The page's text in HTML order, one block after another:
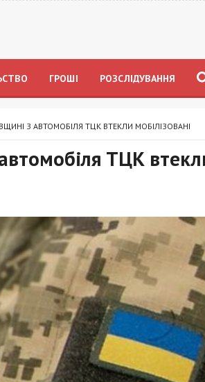
ГРОШІ РОЗСЛІДУВАННЯ
З АВТОМОБІЛЯ ТЦК ВТЕКЛИ МОБІЛІЗОВАНІ
ТЦК